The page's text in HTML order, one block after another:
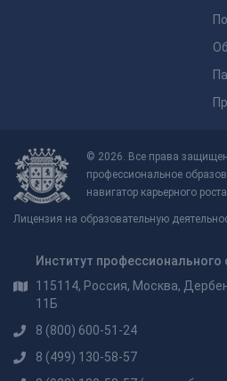
© 2026. Все права
профессиональное
навигатор карьерного
Лицензия на образовательную
Институт профессионального
115114, Россия, Москва,
11Б
8 (800) 600-51-24
8 (499) 130-58-57